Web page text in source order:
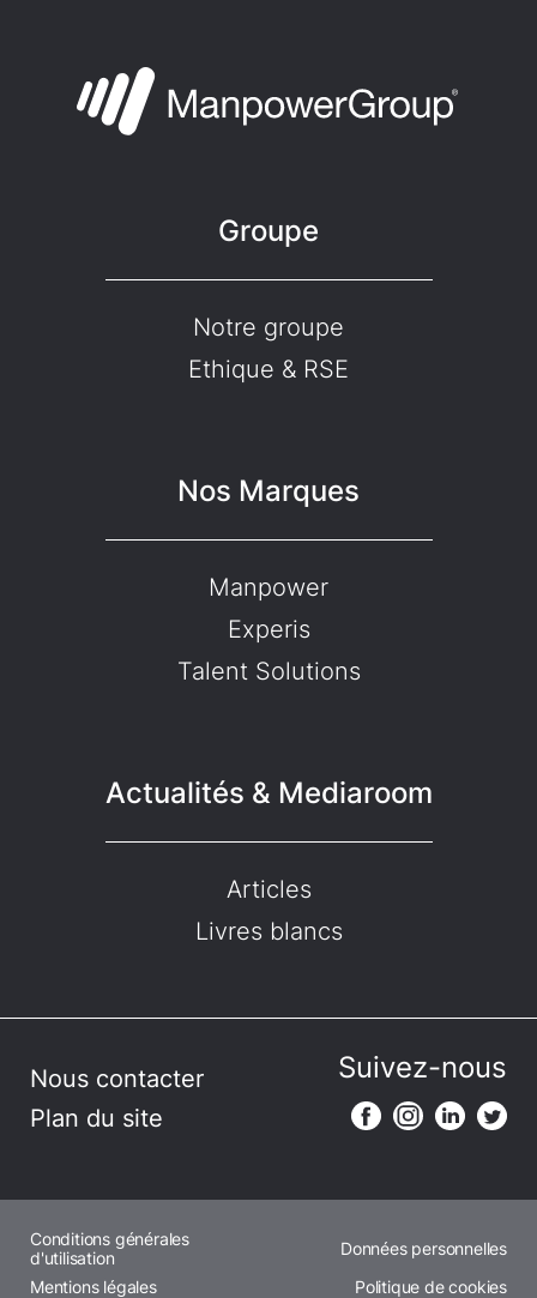
Groupe
Notre groupe
Ethique & RSE
Nos Marques
Manpower
Experis
Talent Solutions
Actualités & Mediaroom
Articles
Livres blancs
Nous contacter
Plan du site
Suivez-nous
Conditions générales
d'utilisation
Données personnelles
Mentions légales
Politique de cookies